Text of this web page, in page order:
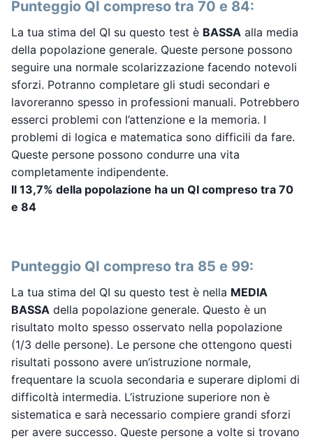
Punteggio QI compreso tra 70 e 84:
La tua stima del QI su questo test è BASSA alla media
della popolazione generale. Queste persone possono
seguire una normale scolarizzazione facendo notevoli
sforzi. Potranno completare gli studi secondari e
lavoreranno spesso in professioni manuali. Potrebbero
esserci problemi con l’attenzione e la memoria. I
problemi di logica e matematica sono difficili da fare.
Queste persone possono condurre una vita
completamente indipendente.
Il 13,7% della popolazione ha un QI compreso tra 70
e 84
Punteggio QI compreso tra 85 e 99:
La tua stima del QI su questo test è nella MEDIA
BASSA della popolazione generale. Questo è un
risultato molto spesso osservato nella popolazione
(1/3 delle persone). Le persone che ottengono questi
risultati possono avere un’istruzione normale,
frequentare la scuola secondaria e superare diplomi di
difficoltà intermedia. L’istruzione superiore non è
sistematica e sarà necessario compiere grandi sforzi
per avere successo. Queste persone a volte si trovano